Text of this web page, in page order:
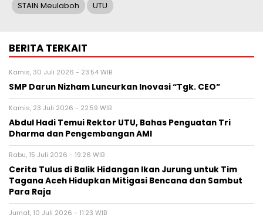
STAIN Meulaboh UTU
BERITA TERKAIT
Kamis, 30 Juli 2026 - 23:54 WIB
SMP Darun Nizham Luncurkan Inovasi “Tgk. CEO”
Kamis, 23 Juli 2026 - 22:59 WIB
Abdul Hadi Temui Rektor UTU, Bahas Penguatan Tri
Dharma dan Pengembangan AMI
Rabu, 15 Juli 2026 - 19:26 WIB
Cerita Tulus di Balik Hidangan Ikan Jurung untuk Tim
Tagana Aceh Hidupkan Mitigasi Bencana dan Sambut
Para Raja
Jumat, 10 Juli 2026 - 11:23 WIB